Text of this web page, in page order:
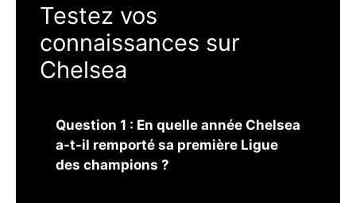
Testez vos
connaissances sur
Chelsea
Question 1 : En quelle année Chelsea
a-t-il remporté sa première Ligue
des champions ?